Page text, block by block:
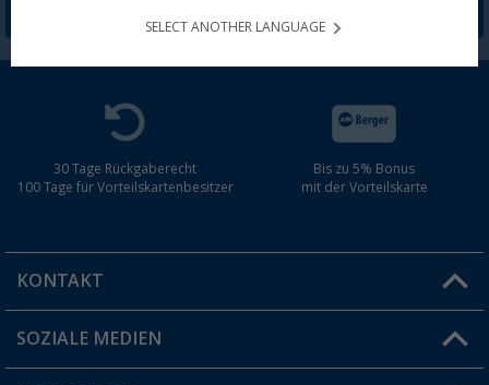
30 Tage Rückgaberecht
100 Tage für Vorteilskartenbesitzer
Bis zu 5% Bonus
mit der Vorteilskarte
KONTAKT
Du hast eine Frage?
SOZIALE MEDIEN
SELECT ANOTHER LANGUAGE